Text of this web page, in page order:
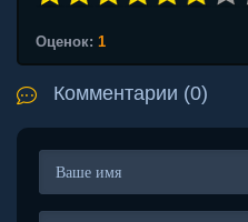
Оценок: 1
Комментарии (0)